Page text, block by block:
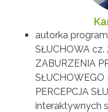
autorka
SŁUCHOWA cz.
ZABURZENIA
PERCEPCJA
interaktywnych